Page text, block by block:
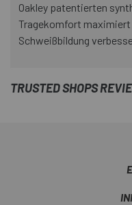
Oakley patentierten
Tragekomfort maximiert
Schweißbildung
TRUSTED SHOPS